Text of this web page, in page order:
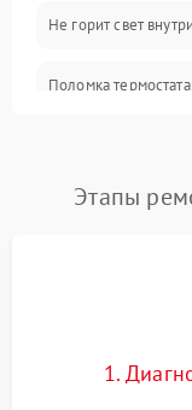
Не горит свет внутри
Поломка термостата
Поломка системы
Этапы
1.